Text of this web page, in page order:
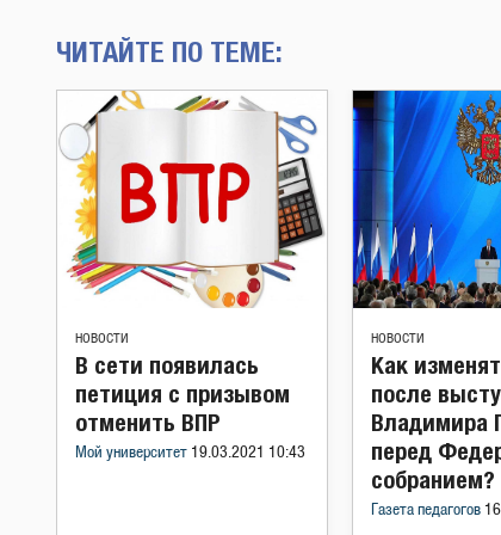
ЧИТАЙТЕ ПО ТЕМЕ:
НОВОСТИ
В сети появилась
петиция с призывом
отменить ВПР
Мой университет 19.03.2021 10:43
НОВОСТИ
Как
после
Владимира
перед
собранием?
Газета педагогов